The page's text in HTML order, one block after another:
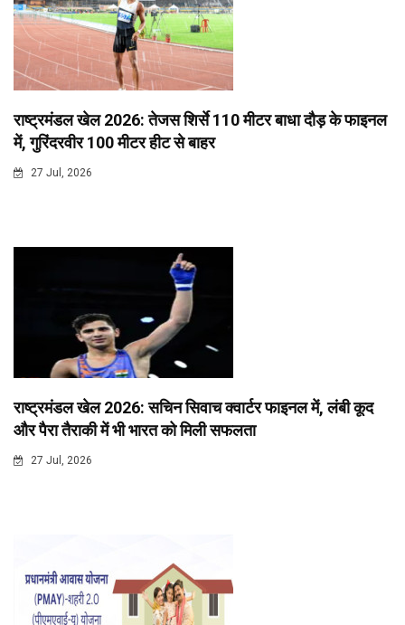
राष्ट्रमंडल खेल 2026: तेजस शिर्से 110 मीटर बाधा दौड़ के फाइनल
में, गुरिंदरवीर 100 मीटर हीट से बाहर
27 Jul, 2026
राष्ट्रमंडल खेल 2026: सचिन सिवाच क्वार्टर फाइनल में, लंबी कूद
और पैरा तैराकी में भी भारत को मिली सफलता
27 Jul, 2026